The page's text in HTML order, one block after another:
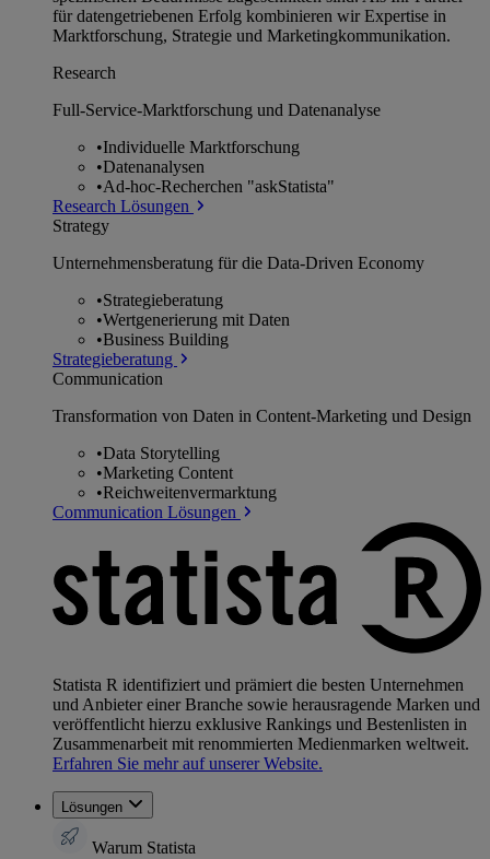
für datengetriebenen Erfolg kombinieren wir Expertise in
Marktforschung, Strategie und Marketingkommunikation.
Research
Full-Service-Marktforschung und Datenanalyse
•Individuelle Marktforschung
•Datenanalysen
•Ad-hoc-Recherchen "askStatista"
Research Lösungen
Strategy
Unternehmens­beratung für die Data-Driven Economy
•Strategieberatung
•Wertgenerierung mit Daten
•Business Building
Strategieberatung
Communication
Transformation von Daten in Content-Marketing und Design
•Data Storytelling
•Marketing Content
•Reichweitenvermarktung
Communication Lösungen
Statista R identifiziert und prämiert die besten Unternehmen
und Anbieter einer Branche sowie herausragende Marken und
veröffentlicht hierzu exklusive Rankings und Bestenlisten in
Zusammenarbeit mit renommierten Medienmarken weltweit.
Erfahren Sie mehr auf unserer Website.
Lösungen
Warum Statista